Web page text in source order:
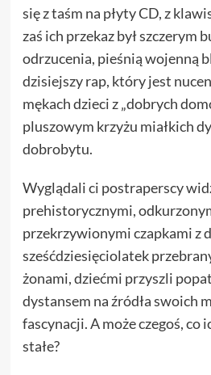
się z taśm na płyty CD, z
zaś ich przekaz był szczerym
odrzucenia, pieśnią wojenną
dzisiejszy rap, który jest
mękach dzieci z „dobrych
pluszowym krzyżu miałkich
dobrobytu.
Wyglądali ci postraperscy
prehistorycznymi,
przekrzywionymi czapkami z
sześćdziesięciolatek
żonami, dziećmi przyszli
dystansem na źródła swoich
fascynacji. A może czegoś, co
stałe?